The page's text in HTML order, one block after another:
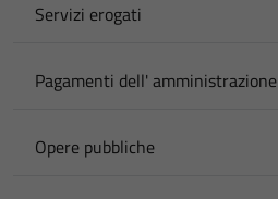
Servizi erogati
Pagamenti dell' amministrazione
Opere pubbliche